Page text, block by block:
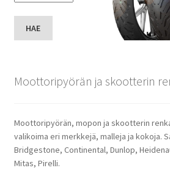
HAE
Moottoripyörän ja skootterin
Moottoripyörän, mopon ja skootterin
valikoima eri merkkejä, malleja ja kokoja.
Bridgestone, Continental, Dunlop,
Mitas, Pirelli.